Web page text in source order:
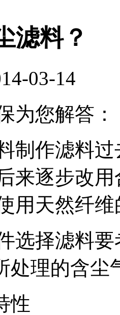
滤料？
03-14
为您解答：
制作滤料
来逐步改
用天然纤维
选择滤料
处理的含尘
性